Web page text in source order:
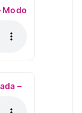
Modo
–